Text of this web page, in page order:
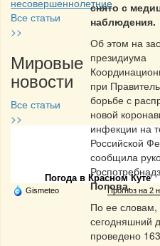
несовершеннолетние
Все статьи
>>
Мировые
новости
Все статьи
>>
Частная
Погода в Красном Куте
Gismeteo Прогноз на 2
снято с
наблюдения.
Об этом на
президиума
при
борьбе с
новой
инфекции на
Российской
сообщила
Попова.
По ее словам,
сегодняшний
проведено